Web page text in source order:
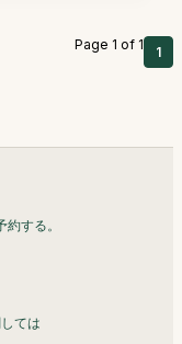
Page 1 of 1 1
約する。
ては